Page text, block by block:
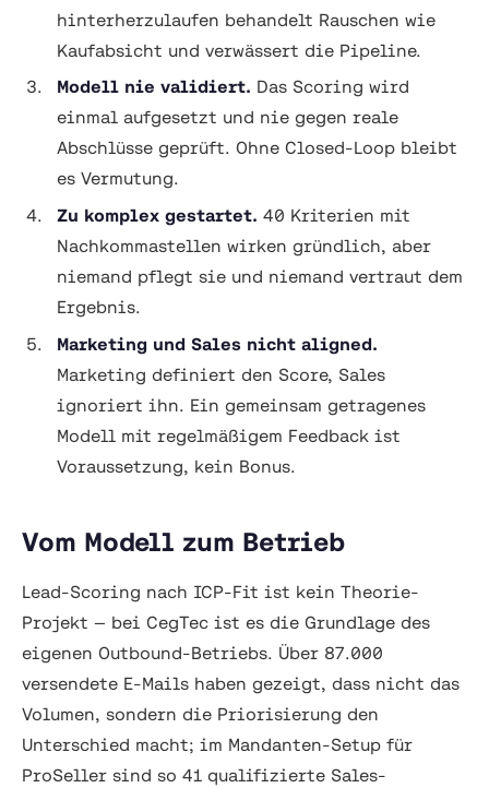
hinterherzulaufen behandelt Rauschen wie
Kaufabsicht und verwässert die Pipeline.
Modell nie validiert. Das Scoring wird
einmal aufgesetzt und nie gegen reale
Abschlüsse geprüft. Ohne Closed-Loop bleibt
es Vermutung.
Zu komplex gestartet. 40 Kriterien mit
Nachkommastellen wirken gründlich, aber
niemand pflegt sie und niemand vertraut dem
Ergebnis.
Marketing und Sales nicht aligned.
Marketing definiert den Score, Sales
ignoriert ihn. Ein gemeinsam getragenes
Modell mit regelmäßigem Feedback ist
Voraussetzung, kein Bonus.
Vom Modell zum Betrieb
Lead-Scoring nach ICP-Fit ist kein Theorie-
Projekt — bei CegTec ist es die Grundlage des
eigenen Outbound-Betriebs. Über 87.000
versendete E-Mails haben gezeigt, dass nicht das
Volumen, sondern die Priorisierung den
Unterschied macht; im Mandanten-Setup für
ProSeller sind so 41 qualifizierte Sales-